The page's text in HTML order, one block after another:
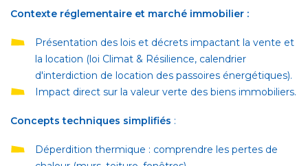
Contexte réglementaire et marché immobilier :
Présentation des lois et décrets impactant la vente et
la location (loi Climat & Résilience, calendrier
d'interdiction de location des passoires énergétiques).
Impact direct sur la valeur verte des biens immobiliers.
Concepts techniques simplifiés :
Déperdition thermique : comprendre les pertes de